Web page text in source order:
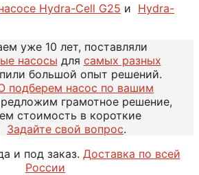
Hydra-Cell G25 и Hydra-
уже 10 лет, поставляли
насосы для самых разных
большой опыт решений.
насос по вашим
грамотное решение,
стоимость в короткие
Задайте свой вопрос.
и под заказ. Доставка по всей
России